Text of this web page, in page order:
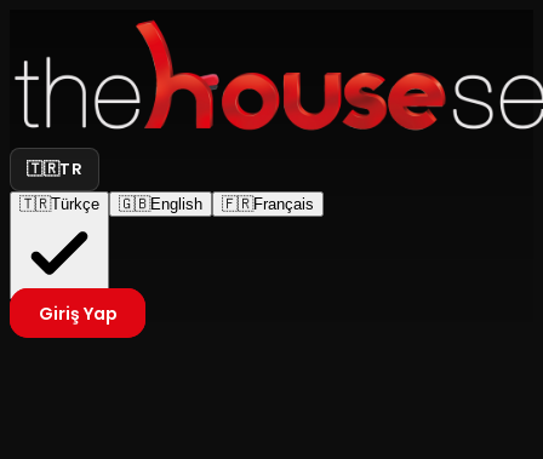
🇹🇷TR
🇹🇷Türkçe 🇬🇧English 🇫🇷Français
Giriş Yap